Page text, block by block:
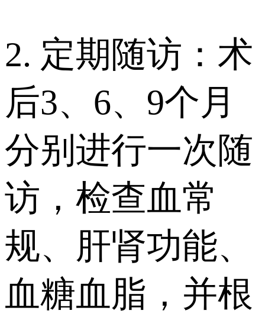
2. 定期随访：术
后3、6、9个月
分别进行一次随
访，检查血常
规、肝肾功能、
血糖血脂，并根